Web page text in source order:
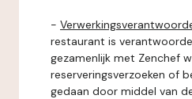
-
restaurant is
gezamenlijk met Zenchef
reserveringsverzoeken of
gedaan door middel van